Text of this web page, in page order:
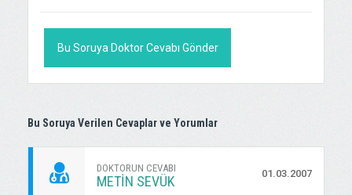
Bu Soruya Doktor Cevabı Gönder
Bu Soruya Verilen Cevaplar ve Yorumlar
DOKTORUN CEVABI
METIN SEVÜK 01.03.2007